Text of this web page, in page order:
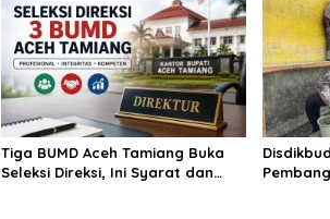
Tiga BUMD Aceh Tamiang Buka
Seleksi Direksi, Ini Syarat dan